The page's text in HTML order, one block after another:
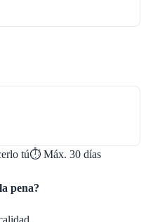
tú⏱️ Máx. 30 días
pena?